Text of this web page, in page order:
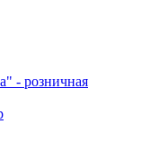
- розничная